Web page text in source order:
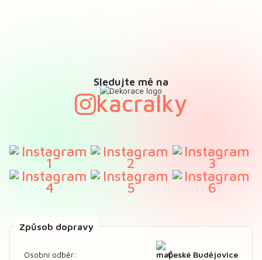
Sledujte mě na
kacralky
Způsob dopravy
Osobní odběr: České Budějovice